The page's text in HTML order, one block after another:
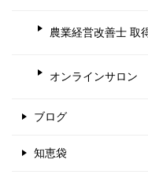
農業経営改善士 取
オンラインサロン
ブログ
知恵袋